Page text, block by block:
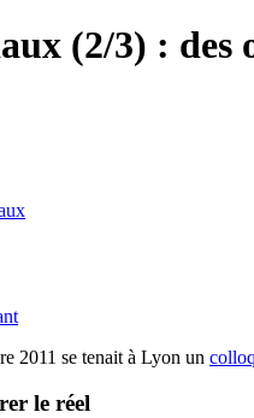
(2/3) :
2011 se tenait à Lyon un
le réel